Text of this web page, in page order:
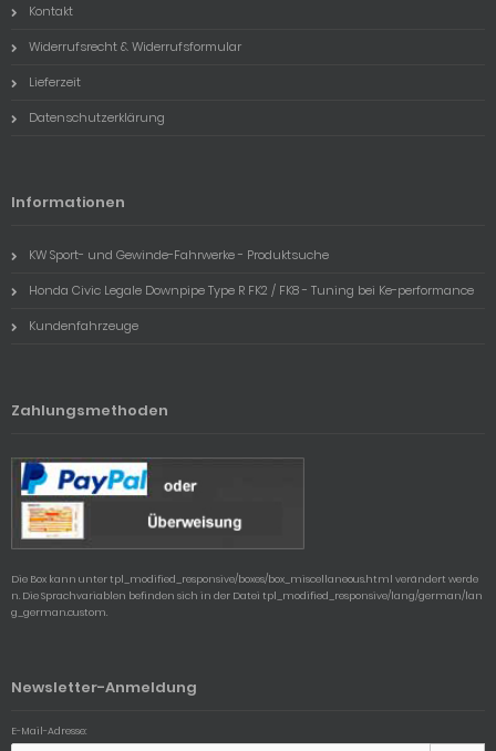
Kontakt
Widerrufsrecht & Widerrufsformular
Lieferzeit
Datenschutzerklärung
Informationen
KW Sport- und Gewinde-Fahrwerke - Produktsuche
Honda Civic Legale Downpipe Type R FK2 / FK8 - Tuning bei Ke-performance
Kundenfahrzeuge
Zahlungsmethoden
Die Box kann unter tpl_modified_responsive/boxes/box_miscellaneous.html verändert werde
n. Die Sprachvariablen befinden sich in der Datei tpl_modified_responsive/lang/german/lan
g_german.custom.
Newsletter-Anmeldung
E-Mail-Adresse: